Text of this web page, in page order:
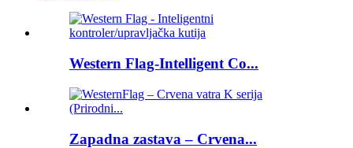
Western Flag-Intelligent Co...
Zapadna zastava – Crvena...